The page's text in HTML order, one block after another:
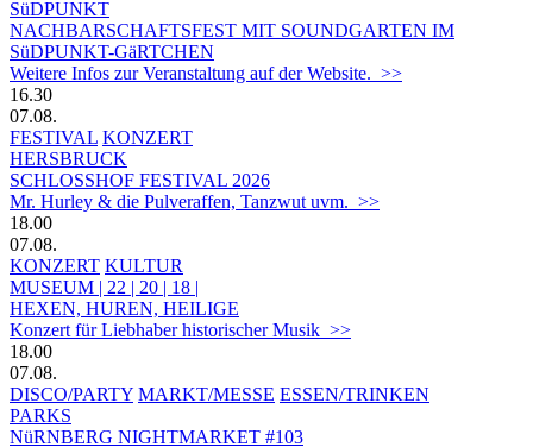
SüDPUNKT
NACHBARSCHAFTSFEST MIT SOUNDGARTEN IM
SüDPUNKT-GäRTCHEN
Weitere Infos zur Veranstaltung auf der Website. >>
16.30
07.08.
FESTIVAL KONZERT
HERSBRUCK
SCHLOSSHOF FESTIVAL 2026
Mr. Hurley & die Pulveraffen, Tanzwut uvm. >>
18.00
07.08.
KONZERT KULTUR
MUSEUM | 22 | 20 | 18 |
HEXEN, HUREN, HEILIGE
Konzert für Liebhaber historischer Musik >>
18.00
07.08.
DISCO/PARTY MARKT/MESSE ESSEN/TRINKEN
PARKS
NüRNBERG NIGHTMARKET #103